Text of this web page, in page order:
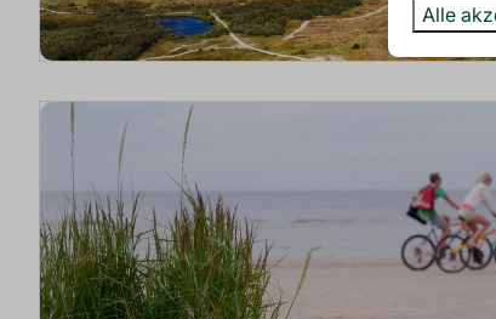
Alle